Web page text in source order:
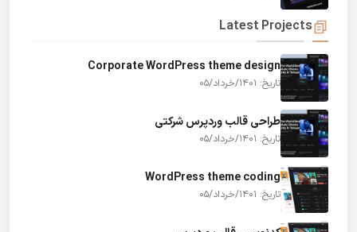
Latest Projects
Corporate WordPress theme design
تاریخ: 1401/خرداد/05
طراحی قالب وردپرس شرکتی
تاریخ: 1401/خرداد/05
WordPress theme coding
تاریخ: 1401/خرداد/05